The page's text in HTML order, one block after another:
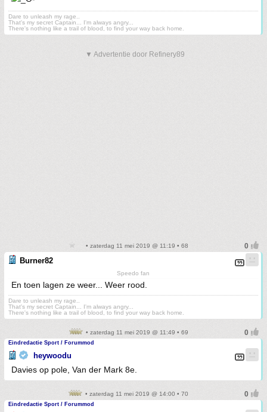
Dare to unleash my rage..
That's my secret Captain... I'm always angry...
There's nothing like a trail of blood, to find your way back home.
▼ Advertentie door Refinery89
• zaterdag 11 mei 2019 @ 11:19 • 68
Burner82
Speedo fan
En toen lagen ze weer... Weer rood.
Dare to unleash my rage..
That's my secret Captain... I'm always angry...
There's nothing like a trail of blood, to find your way back home.
• zaterdag 11 mei 2019 @ 11:49 • 69
Eindredactie Sport / Forummod
heywoodu
Davies op pole, Van der Mark 8e.
• zaterdag 11 mei 2019 @ 14:00 • 70
Eindredactie Sport / Forummod